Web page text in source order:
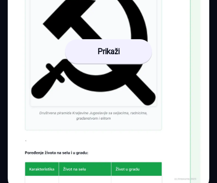
Prikaži